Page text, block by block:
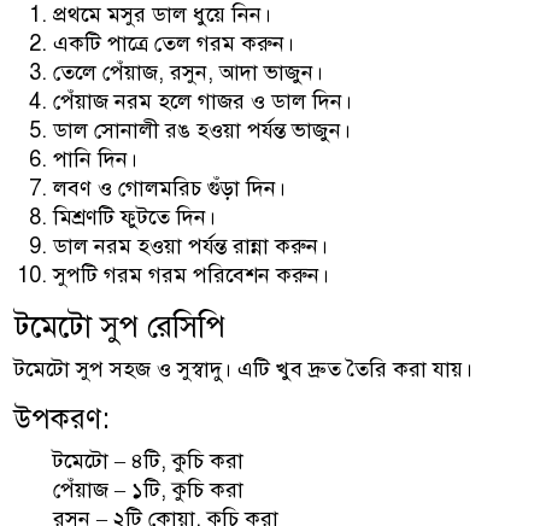
প্রথমে মসুর ডাল ধুয়ে নিন।
একটি পাত্রে তেল গরম করুন।
তেলে পেঁয়াজ, রসুন, আদা ভাজুন।
পেঁয়াজ নরম হলে গাজর ও ডাল দিন।
ডাল সোনালী রঙ হওয়া পর্যন্ত ভাজুন।
পানি দিন।
লবণ ও গোলমরিচ গুঁড়া দিন।
মিশ্রণটি ফুটতে দিন।
ডাল নরম হওয়া পর্যন্ত রান্না করুন।
সুপটি গরম গরম পরিবেশন করুন।
টমেটো সুপ রেসিপি
টমেটো সুপ সহজ ও সুস্বাদু। এটি খুব দ্রুত তৈরি করা যায়।
উপকরণ:
টমেটো – ৪টি, কুচি করা
পেঁয়াজ – ১টি, কুচি করা
রসুন – ২টি কোয়া, কুচি করা